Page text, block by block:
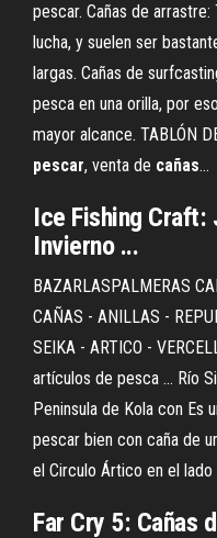
pescar. Cañas de
lucha, y suelen ser
largas. Cañas de
pesca en una orilla, por
mayor alcance. TABLÓN
pescar, venta de cañas…
Ice Fishing Craft:
Invierno ...
BAZARLASPALMERAS
CAÑAS - ANILLAS -
SEIKA - ARTICO -
artículos de pesca ... Río
Peninsula de Kola con Es
pescar bien con caña de
el Circulo Ártico en el lado
Far Cry 5: Cañas